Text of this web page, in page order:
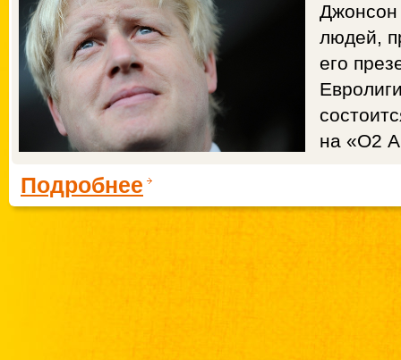
Джонсон
людей,
его
на «О2
Подробнее